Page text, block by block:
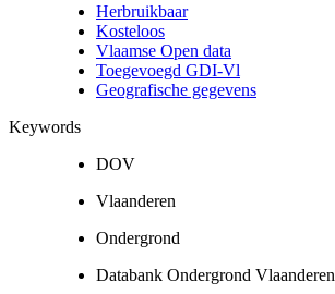
Herbruikbaar
Kosteloos
Vlaamse Open data
Toegevoegd GDI-Vl
Geografische gegevens
Keywords
DOV
Vlaanderen
Ondergrond
Databank Ondergrond Vlaanderen